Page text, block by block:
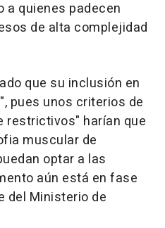
a quienes padecen
de alta complejidad
que su inclusión en
pues unos criterios de
restrictivos" harían que
muscular de
optar a las
aún está en fase
del Ministerio de